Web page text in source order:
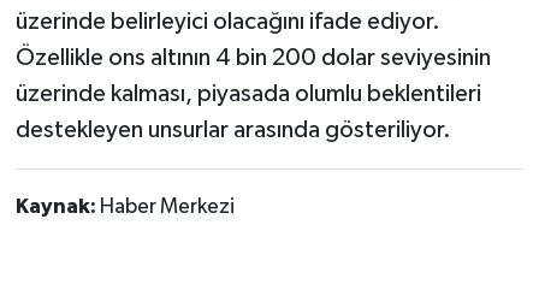
üzerinde belirleyici olacağını ifade ediyor.
Özellikle ons altının 4 bin 200 dolar seviyesinin
üzerinde kalması, piyasada olumlu beklentileri
destekleyen unsurlar arasında gösteriliyor.
Kaynak: Haber Merkezi